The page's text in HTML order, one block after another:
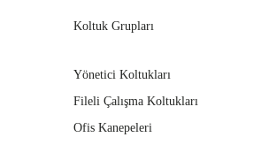
Koltuk Grupları
Yönetici Koltukları
Fileli Çalışma Koltukları
Ofis Kanepeleri